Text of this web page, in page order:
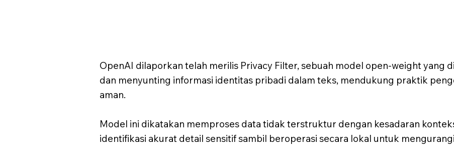
OpenAI dilaporkan telah merilis Privacy Filter, sebuah model open-weight yang
dan menyunting informasi identitas pribadi dalam teks, mendukung praktik
aman.
Model ini dikatakan memproses data tidak terstruktur dengan kesadaran
identifikasi akurat detail sensitif sambil beroperasi secara lokal untuk